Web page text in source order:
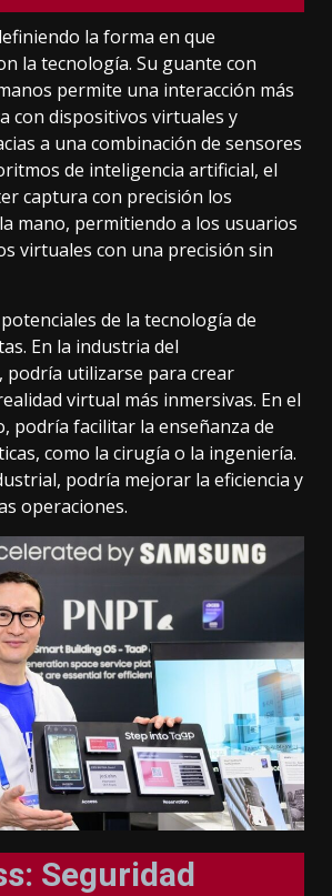
la forma en que
la tecnología. Su guante con
permite una interacción más
con dispositivos virtuales y
a una combinación de sensores
de inteligencia artificial, el
captura con precisión los
mano, permitiendo a los usuarios
virtuales con una precisión sin
de la tecnología de
En la industria del
utilizarse para crear
virtual más inmersivas. En el
podría facilitar la enseñanza de
como la cirugía o la ingeniería.
podría mejorar la eficiencia y
operaciones.
Seguridad